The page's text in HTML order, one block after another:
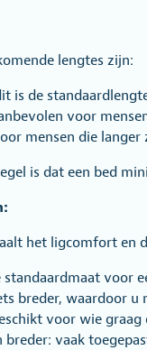
lengtes zijn:
is de
voor
mensen die langer
is dat een bed
het ligcomfort en
standaardmaat voor
breder, waardoor
voor wie
breder: vaak